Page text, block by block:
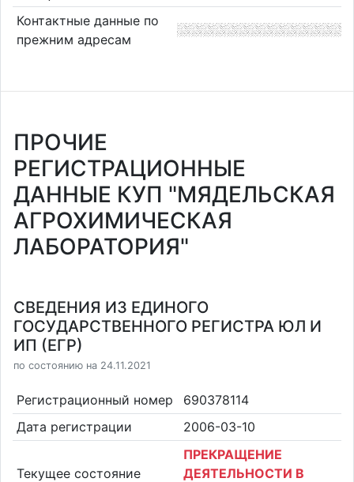
Контактные данные по
прежним адресам
ПРОЧИЕ
РЕГИСТРАЦИОННЫЕ
ДАННЫЕ КУП "МЯДЕЛЬСКАЯ
АГРОХИМИЧЕСКАЯ
ЛАБОРАТОРИЯ"
СВЕДЕНИЯ ИЗ ЕДИНОГО
ГОСУДАРСТВЕННОГО РЕГИСТРА ЮЛ И
ИП (ЕГР)
по состоянию на 24.11.2021
Регистрационный номер
690378114
Дата регистрации
2006-03-10
Текущее состояние
ПРЕКРАЩЕНИЕ
ДЕЯТЕЛЬНОСТИ В